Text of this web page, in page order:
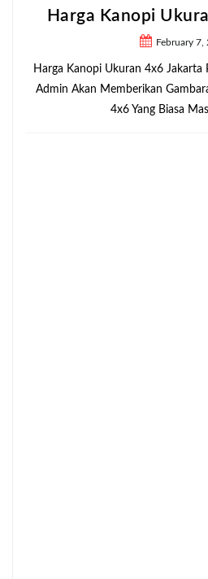
Harga Kanopi
February 7,
Harga Kanopi Ukuran 4x6 Jakarta
Admin Akan Memberikan
4x6 Yang Biasa